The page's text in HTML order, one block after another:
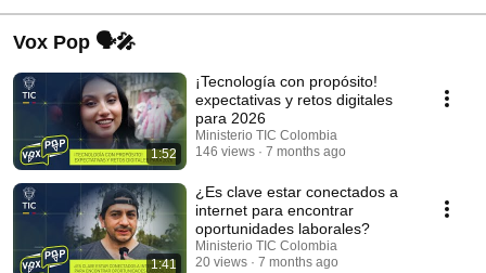
Vox Pop 🗣️🎤
1:52
¡Tecnología con propósito!
expectativas y retos digitales
para 2026
Ministerio TIC Colombia
146 views
7 months ago
1:41
¿Es clave estar conectados a
internet para encontrar
oportunidades laborales?
Ministerio TIC Colombia
20 views
7 months ago